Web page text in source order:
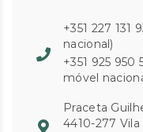
+351 227 131
nacional)
+351 925 950
móvel
Praceta
4410-277